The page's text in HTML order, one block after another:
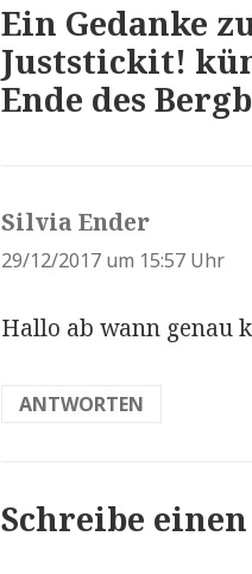
Ein Gedanke
Juststickit!
Ende des
Silvia Ender
a
t
29/12/2017 um 15:57 Uhr
Hallo ab wann genau
ANTWORTEN
Schreibe